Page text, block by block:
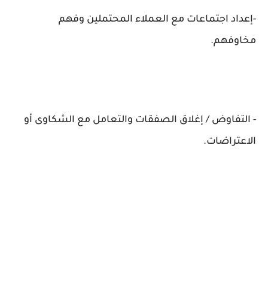
-إعداد اجتماعات مع العملاء المحتملين وفهم
مخاوفهم.
- التفاوض / إغلاق الصفقات والتعامل مع الشكاوى أو
الاعتراضات.